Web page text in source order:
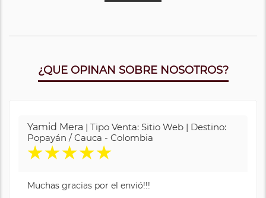
¿QUE OPINAN SOBRE NOSOTROS?
Yamid Mera | Tipo Venta: Sitio Web | Destino:
Popayán / Cauca - Colombia
★★★★★
Muchas gracias por el envió!!!